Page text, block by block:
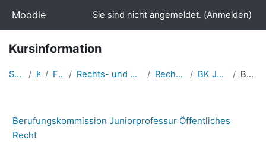
Moodle Sie sind nicht angemeldet. (Anmelden)
Kursinformation
Startseite Kurse Fakultäten Rechts- und Staatswissenschaftliche Fakultät Rechtswissenschaften BK Juniorprofessur ÖR Beschreibung
Berufungskommission Juniorprofessur Öffentliches
Recht